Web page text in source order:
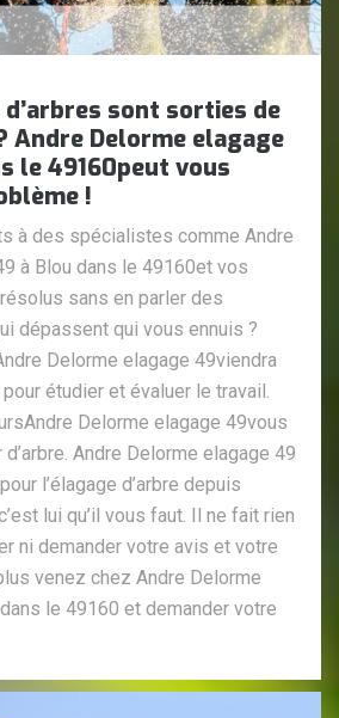
sont sorties de
Andre Delorme elagage
le 49160peut vous
!
à des spécialistes comme Andre
à Blou dans le 49160et vos
sans en parler des
dépassent qui vous ennuis ?
Delorme elagage 49viendra
étudier et évaluer le travail.
Delorme elagage 49vous
Andre Delorme elagage 49
l’élagage d’arbre depuis
lui qu’il vous faut. Il ne fait rien
ni demander votre avis et votre
venez chez Andre Delorme
le 49160 et demander votre